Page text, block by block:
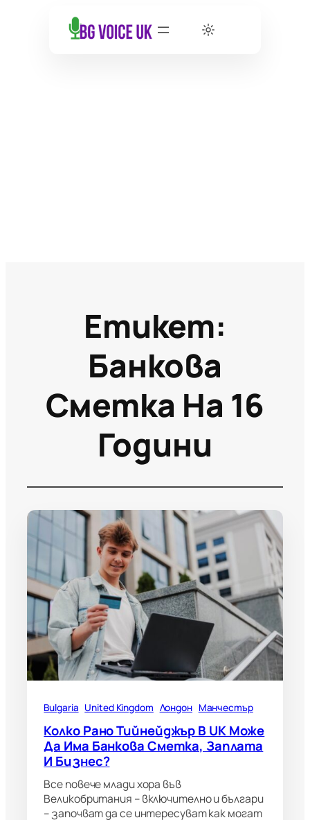
Етикет:
Банкова
Сметка На 16
Години
Bulgaria United Kingdom Лондон Манчестър
Колко Рано Тийнейджър В UK Може
Да Има Банкова Сметка, Заплата
И Бизнес?
Все повече млади хора във
Великобритания – включително и българи
– започват да се интересуват как могат